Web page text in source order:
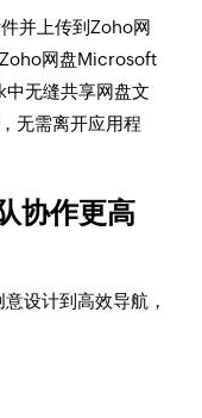
并上传到Zoho网
网盘Microsoft
无缝共享网盘文
无需离开应用程
协作更高
设计到高效导航，